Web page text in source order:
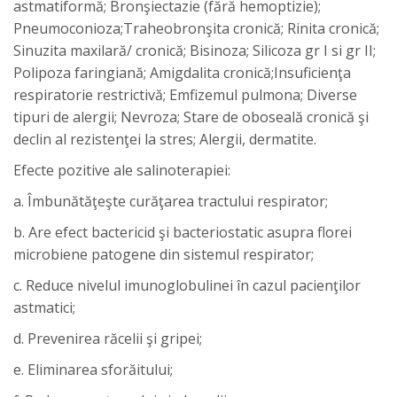
astmatiformă; Bronşiectazie (fără hemoptizie);
Pneumoconioza;Traheobronşita cronică; Rinita cronică;
Sinuzita maxilară/ cronică; Bisinoza; Silicoza gr I si gr II;
Polipoza faringiană; Amigdalita cronică;Insuficienţa
respiratorie restrictivă; Emfizemul pulmona; Diverse
tipuri de alergii; Nevroza; Stare de oboseală cronică şi
declin al rezistenţei la stres; Alergii, dermatite.
Efecte pozitive ale salinoterapiei:
a. Îmbunătăţeşte curăţarea tractului respirator;
b. Are efect bactericid şi bacteriostatic asupra florei
microbiene patogene din sistemul respirator;
c. Reduce nivelul imunoglobulinei în cazul pacienţilor
astmatici;
d. Prevenirea răcelii şi gripei;
e. Eliminarea sforăitului;